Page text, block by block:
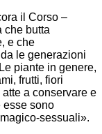
il Corso –
che butta
e che
le generazioni
piante in genere,
frutti, fiori
a conservare e
esse sono
sessuali».